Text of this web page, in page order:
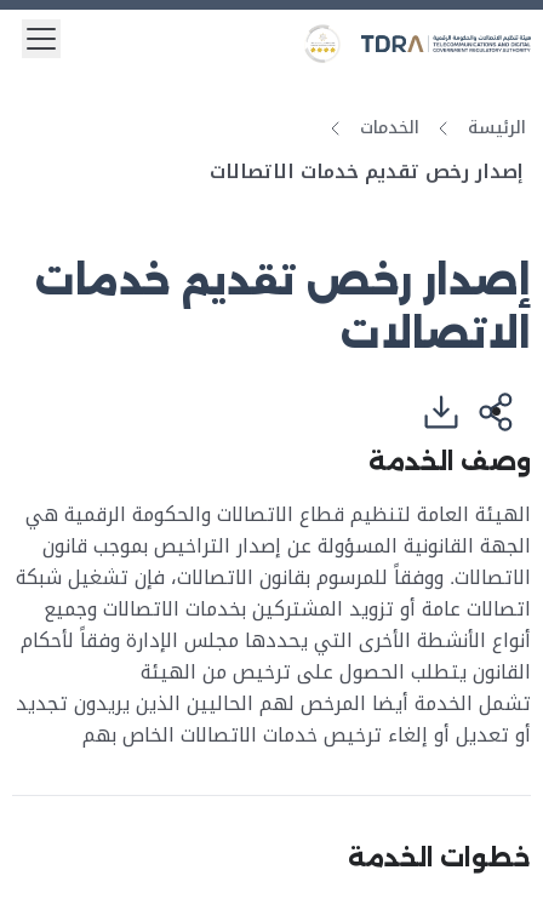
Logo
Gold star Logo
الرئيسة الخدمات
إصدار رخص تقديم خدمات الاتصالات
إصدار رخص تقديم خدمات
الاتصالات
وصف الخدمة
الهيئة العامة لتنظيم قطاع الاتصالاتوالحكومة الرقمية هي
الجهة القانونية المسؤولة عن إصدار التراخيص بموجب قانون
الاتصالات. ووفقاً للمرسوم بقانون الاتصالات، فإن تشغيل شبكة
اتصالات عامة أو تزويد المشتركين بخدمات الاتصالات وجميع
أنواع الأنشطة الأخرى التي يحددها مجلس الإدارة وفقاً لأحكام
القانون يتطلب الحصول على ترخيص من الهيئة
تشمل الخدمة أيضا المرخص لهم الحاليين الذين يريدون تجديد
أو تعديل أو إلغاء ترخيص خدمات الاتصالات الخاص بهم
خطوات الخدمة